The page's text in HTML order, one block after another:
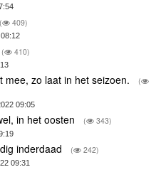
( 409)
( 410)
mee, zo laat in het seizoen.
(
09:05
in het oosten ( 343)
inderdaad ( 242)
09:31